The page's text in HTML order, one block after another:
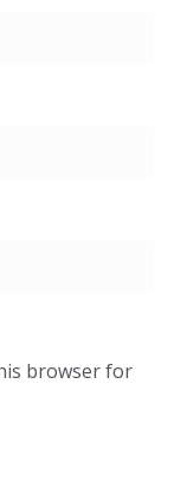
browser for